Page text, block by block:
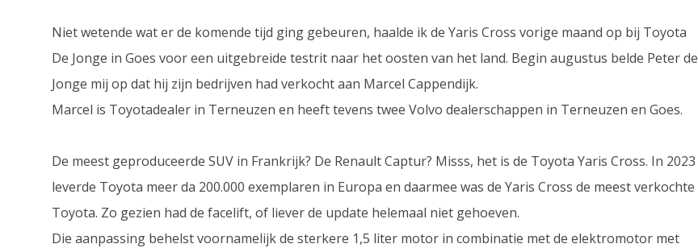
Niet wetende wat er de komende tijd ging gebeuren, haalde ik de Yaris Cross vorige maand op bij Toyota
De Jonge in Goes voor een uitgebreide testrit naar het oosten van het land. Begin augustus belde Peter de
Jonge mij op dat hij zijn bedrijven had verkocht aan Marcel Cappendijk.
Marcel is Toyotadealer in Terneuzen en heeft tevens twee Volvo dealerschappen in Terneuzen en Goes.
De meest geproduceerde SUV in Frankrijk? De Renault Captur? Misss, het is de Toyota Yaris Cross. In 2023
leverde Toyota meer da 200.000 exemplaren in Europa en daarmee was de Yaris Cross de meest verkochte
Toyota. Zo gezien had de facelift, of liever de update helemaal niet gehoeven.
Die aanpassing behelst voornamelijk de sterkere 1,5 liter motor in combinatie met de elektromotor met